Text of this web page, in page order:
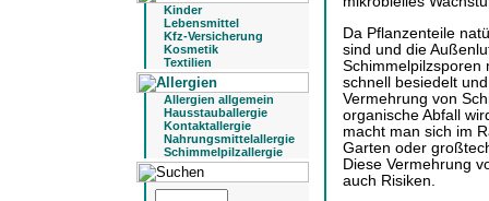
Kinder
Lebensmittel
Kfz-Versicherung
Kosmetik
Textilien
Allergien allgemein
Hausstauballergie
Kontaktallergie
Nahrungsmittelallergie
Schimmelpilzallergie
Da Pflanzenteile
sind und die
Schimmelpilzsporen
schnell besiedelt
Vermehrung von
organische Abfall
macht man sich im
Garten oder
Diese Vermehrung
auch Risiken.